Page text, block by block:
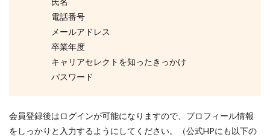
電話番号
メールアドレス
卒業年度
キャリアセレクトを知ったきっかけ
パスワード
会員登録後はログインが可能になりますので、プロフィール情報
をしっかりと入力するようにしてください。（公式HPにも以下の